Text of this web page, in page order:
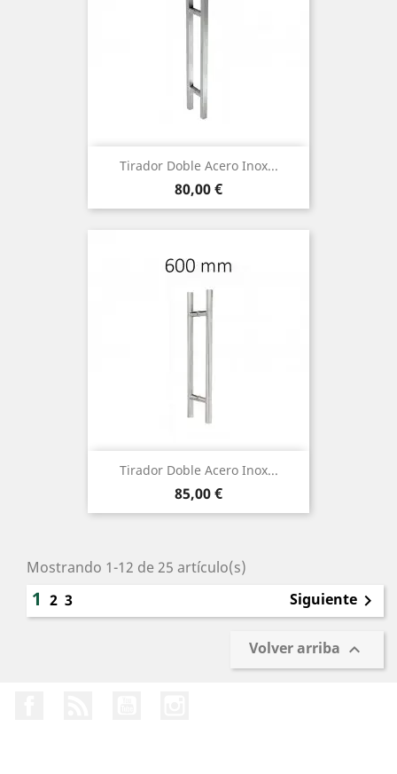
Tirador Doble Acero Inox...
Precio
80,00 €
Tirador Doble Acero Inox...
Precio
85,00 €
Mostrando 1-12 de 25 artículo(s)
1 2 3 Siguiente 
Volver arriba 